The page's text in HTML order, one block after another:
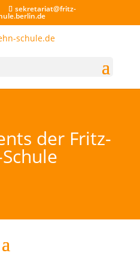
sekretariat@fritz-
der Fritz-